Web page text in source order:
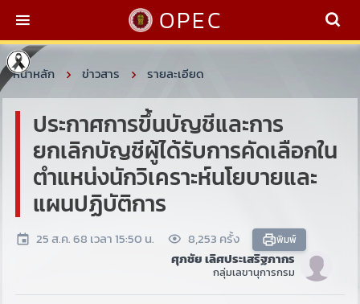
OPEC
หน้าหลัก ข่าวสาร รายละเอียด
ประกาศการขึ้นบัญชีและการ
ยกเลิกบัญชีผู้ได้รับการคัดเลือกใน
ตำแหน่งนักวิเคราะห์นโยบายและ
แผนปฏิบัติการ
25 ส.ค. 68 เวลา 15:50 น. 8,253 ครั้ง พิมพ์
ศุภชัย เลิศประเสริฐภากร
กลุ่มเลขานุการกรม